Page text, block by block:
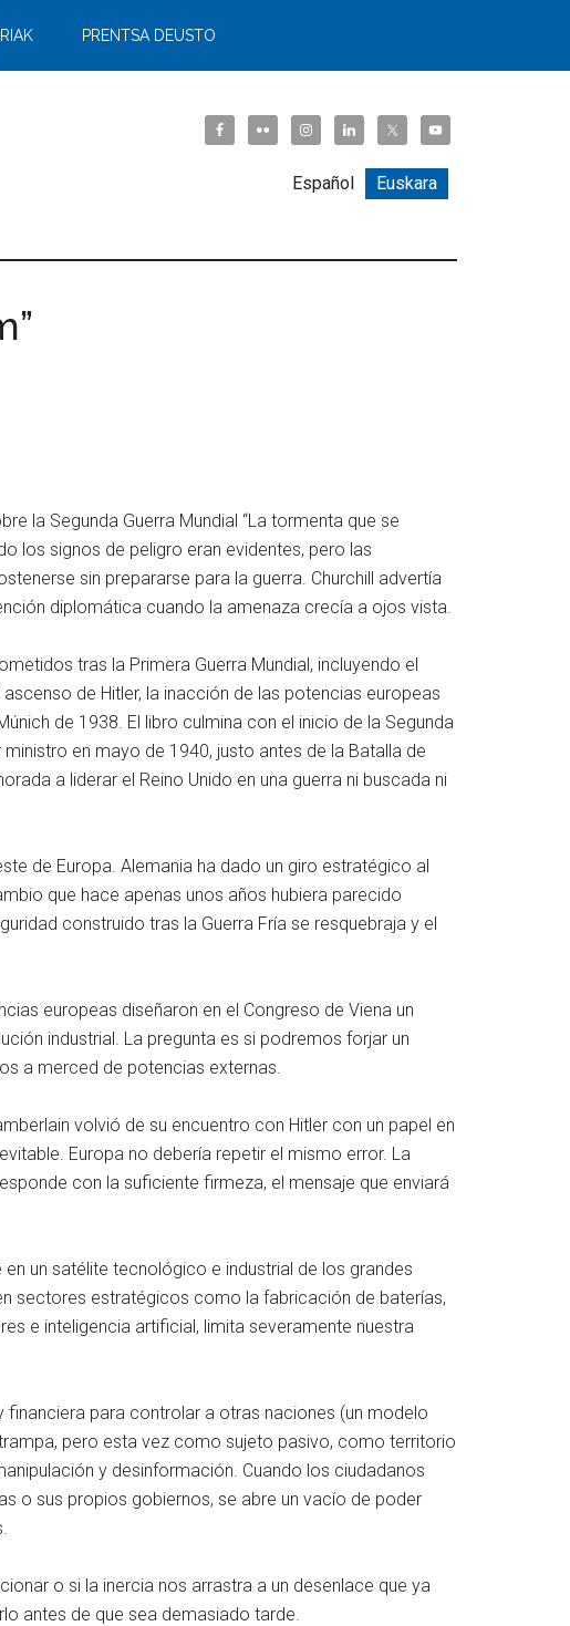
PRENTSA DEUSTO
Español Euskara
la Segunda Guerra Mundial “La tormenta que se
los signos de peligro eran evidentes, pero las
sin prepararse para la guerra. Churchill advertía
diplomática cuando la amenaza crecía a ojos vista.
tras la Primera Guerra Mundial, incluyendo el
de Hitler, la inacción de las potencias europeas
de 1938. El libro culmina con el inicio de la Segunda
en mayo de 1940, justo antes de la Batalla de
a liderar el Reino Unido en una guerra ni buscada ni
de Europa. Alemania ha dado un giro estratégico al
que hace apenas unos años hubiera parecido
construido tras la Guerra Fría se resquebraja y el
europeas diseñaron en el Congreso de Viena un
industrial. La pregunta es si podremos forjar un
a merced de potencias externas.
volvió de su encuentro con Hitler con un papel en
Europa no debería repetir el mismo error. La
con la suficiente firmeza, el mensaje que enviará
un satélite tecnológico e industrial de los grandes
sectores estratégicos como la fabricación de baterías,
e inteligencia artificial, limita severamente nuestra
financiera para controlar a otras naciones (un modelo
pero esta vez como sujeto pasivo, como territorio
y desinformación. Cuando los ciudadanos
o sus propios gobiernos, se abre un vacío de poder
o si la inercia nos arrastra a un desenlace que ya
antes de que sea demasiado tarde.